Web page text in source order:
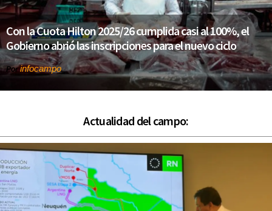
Con la Cuota Hilton 2025/26 cumplida casi al 100%, el
Gobierno abrió las inscripciones para el nuevo ciclo
Porinfocampo
Actualidad del campo: